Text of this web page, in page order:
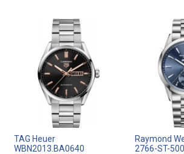
TAG Heuer
WBN2013.BA0640
Raymond
2766-ST-